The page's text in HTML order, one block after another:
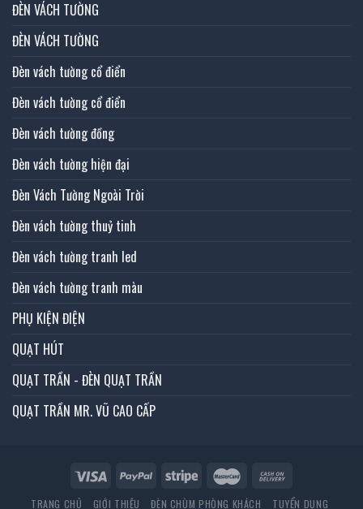
ĐÈN VÁCH TƯỜNG
ĐÈN VÁCH TƯỜNG
Đèn vách tường cổ điển
Đèn vách tường cổ điển
Đèn vách tường đồng
Đèn vách tường hiện đại
Đèn Vách Tường Ngoài Trời
Đèn vách tường thuỷ tinh
Đèn vách tường tranh led
Đèn vách tường tranh màu
PHỤ KIỆN ĐIỆN
QUẠT HÚT
QUẠT TRẦN - ĐÈN QUẠT TRẦN
QUẠT TRẦN MR. VŨ CAO CẤP
TRANG CHỦ GIỚI THIỆU ĐÈN CHÙM PHÒNG KHÁCH TUYỂN DỤNG